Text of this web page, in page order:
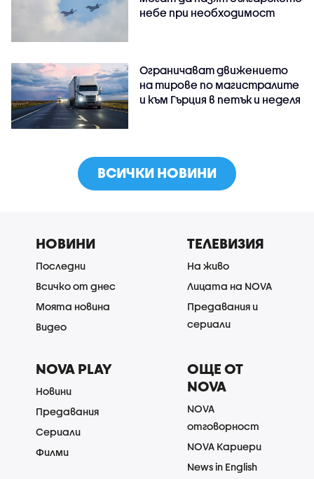
небе при необходимост
Ограничават движението
на тирове по магистралите
и към Гърция в петък и неделя
ВСИЧКИ НОВИНИ
НОВИНИ
Последни
Всичко от днес
Моята новина
Видео
ТЕЛЕВИЗИЯ
На живо
Лицата на NOVA
Предавания и
сериали
NOVA PLAY
Новини
Предавания
Сериали
Филми
ОЩЕ ОТ
NOVA
NOVA
отговорност
NOVA Кариери
News in English